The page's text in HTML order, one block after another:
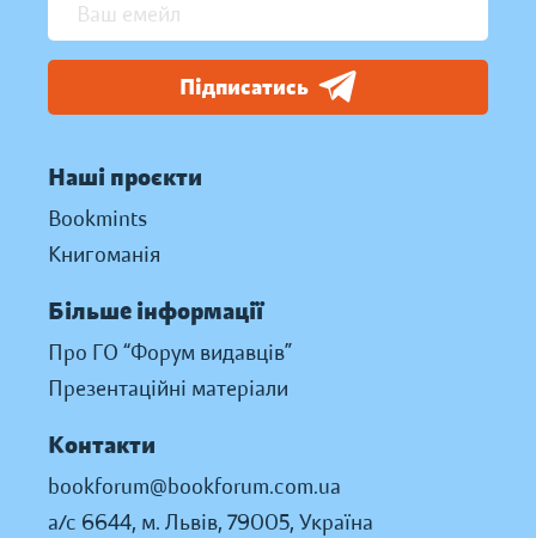
Підписатись
Наші проєкти
Bookmints
Книгоманія
Більше інформації
Про ГО “Форум видавців”
Презентаційні матеріали
Контакти
bookforum@bookforum.com.ua
а/с 6644, м. Львів, 79005, Україна